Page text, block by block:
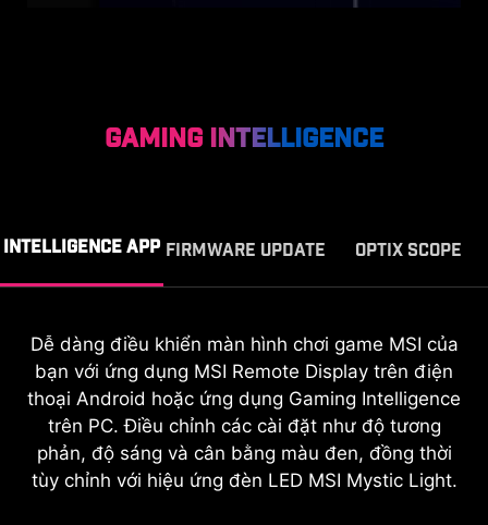
GAMING INTELLIGENCE
INTELLIGENCE APP FIRMWARE UPDATE OPTIX SCOPE
Dễ dàng điều khiển màn hình chơi game MSI của
bạn với ứng dụng MSI Remote Display trên điện
thoại Android hoặc ứng dụng Gaming Intelligence
trên PC. Điều chỉnh các cài đặt như độ tương
phản, độ sáng và cân bằng màu đen, đồng thời
tùy chỉnh với hiệu ứng đèn LED MSI Mystic Light.
Màn hình MPG 341CQR QD-OLED X36
có thể cập nhật firmware một cách đơn
giản và dễ dàng. Điều này cho phép
người dùng tự cập nhật firmware bất
cứ lúc nào khi MSI phát hành phiên bản
mới nhất. Nhờ đó, màn hình luôn được
Bộ phóng đại tích hợp cung cấp khả năng thu
phóng nhiều cấp độ với các phím tắt để nhanh
chóng chuyển đổi độ phóng đại. Màn hình có thể
duy trì độ phóng đại bất kể loại vũ khí nào được
sử dụng.